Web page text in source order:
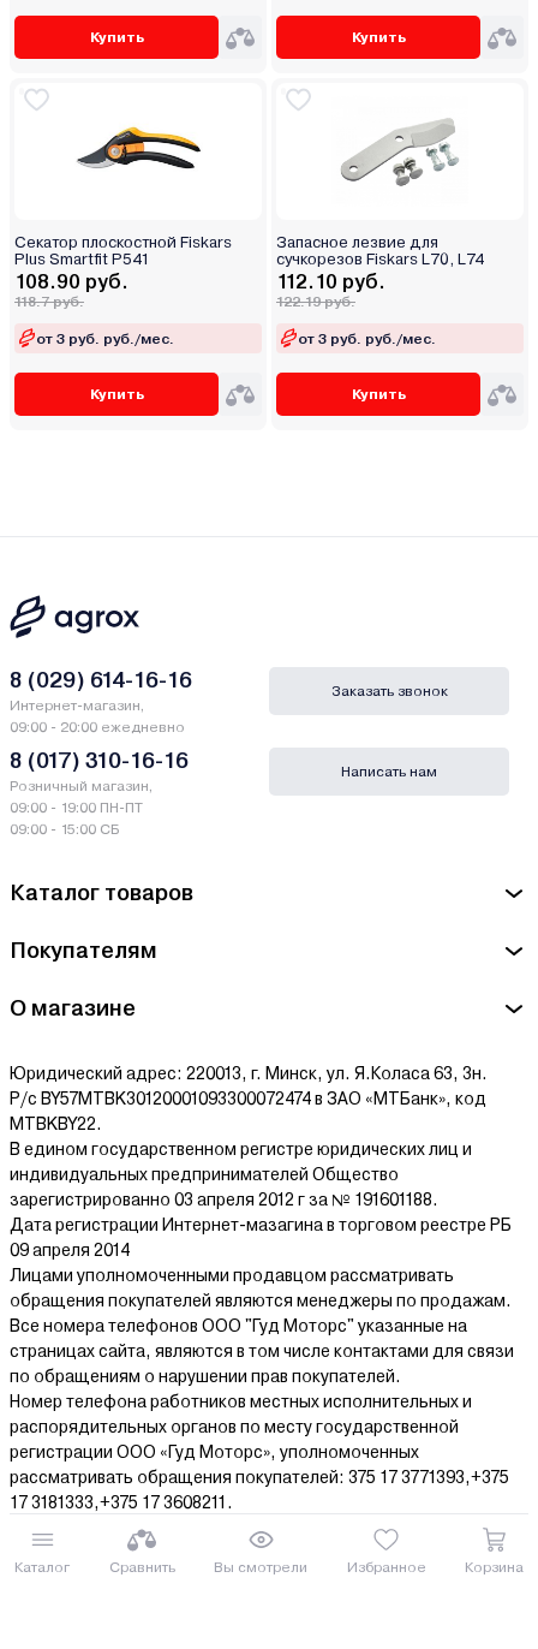
Каталог Сравнить Вы смотрели Избранное Корзина
Купить Купить
Секатор плоскостной Fiskars
Plus Smartfit P541
108.90 руб.
118.7 руб.
от 3 руб. руб./мес.
Купить
Запасное лезвие для
сучкорезов Fiskars L70, L74
112.10 руб.
122.19 руб.
от 3 руб. руб./мес.
Купить
Каталог товаров
Покупателям
О магазине
Юридический адрес: 220013, г. Минск, ул. Я.Коласа 63, 3н.
Р/с BY57MTBK30120001093300072474 в ЗАО «МТБанк», код
MTBKBY22.
В едином государственном регистре юридических лиц и
индивидуальных предпринимателей Общество
зарегистрированно 03 апреля 2012 г за № 191601188.
Дата регистрации Интернет-мазагина в торговом реестре РБ
09 апреля 2014
Лицами уполномоченными продавцом рассматривать
обращения покупателей являются менеджеры по продажам.
Все номера телефонов ООО "Гуд Моторс" указанные на
страницах сайта, являются в том числе контактами для связи
по обращениям о нарушении прав покупателей.
Номер телефона работников местных исполнительных и
распорядительных органов по месту государственной
регистрации ООО «Гуд Моторс», уполномоченных
рассматривать обращения покупателей: 375 17 3771393,+375
17 3181333,+375 17 3608211.
8 (029) 614-16-16
Интернет-магазин,
09:00 - 20:00 ежедневно
8 (017) 310-16-16
Розничный магазин,
09:00 - 19:00 ПН-ПТ
09:00 - 15:00 СБ
Заказать звонок
Написать нам
© 2014-2026 ООО “Гуд Моторс”